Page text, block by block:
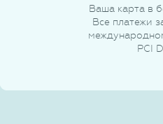
Ваша карта в
Все платежи
PCI